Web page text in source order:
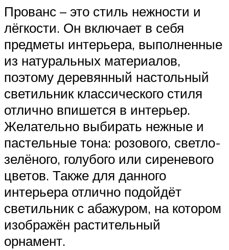
Прованс – это стиль нежности и
лёгкости. Он включает в себя
предметы интерьера, выполненные
из натуральных материалов,
поэтому деревянный настольный
светильник классического стиля
отлично впишется в интерьер.
Желательно выбирать нежные и
пастельные тона: розового, светло-
зелёного, голубого или сиреневого
цветов. Также для данного
интерьера отлично подойдёт
светильник с абажуром, на котором
изображён растительный
орнамент.